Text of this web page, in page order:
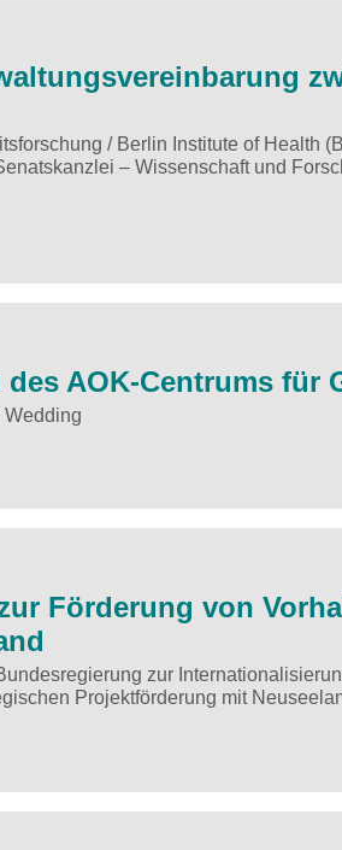
/ Berlin Institute of Health
– Wissenschaft und
AOK-Centrums für
Wedding
Förderung von
zur
Projektförderung mit